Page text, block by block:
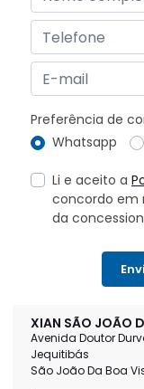
XIAN SÃO JOÃO
Avenida Doutor
Jequitibás
São João Da Boa
Preferência de
Whatsapp
Li e aceito a
concordo em
da